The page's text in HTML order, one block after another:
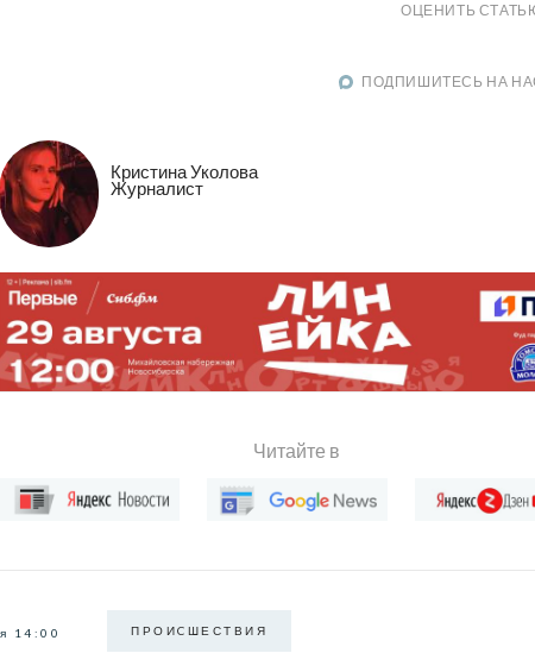
ОЦЕНИТЬ
ПОДПИШИТЕСЬ НА
Кристина Уколова
Журналист
Читайте в
14:00 ПРОИCШЕСТВИЯ